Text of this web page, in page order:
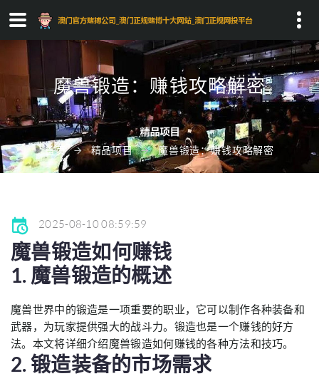
Search...
魔兽锻造：赚钱攻略解密
首页 精品项目 魔兽锻造：赚钱攻略解密
2025-08-10 08:59:59
魔兽锻造如何赚钱
1. 魔兽锻造的概述
魔兽世界中的锻造是一项重要的职业，它可以制作各种装备和
武器，为玩家提供强大的战斗力。锻造也是一个赚钱的好方
法。本文将详细介绍魔兽锻造如何赚钱的各种方法和技巧。
2. 锻造装备的市场需求